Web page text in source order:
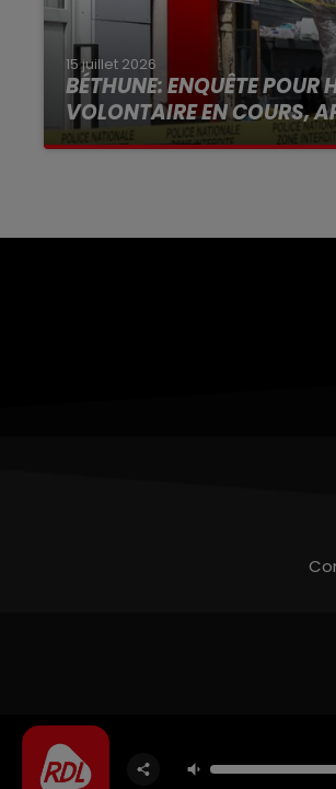
15 juillet 2026
BÉTHUNE: ENQUÊTE POUR
VOLONTAIRE EN COURS,
Selon les premiers éléments,